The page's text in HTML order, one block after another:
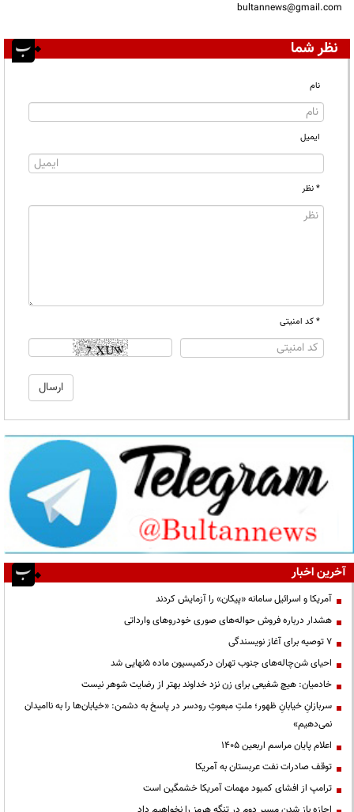
bultannews@gmail.com
نظر شما
نام
ایمیل
* نظر
* کد امنیتی
آخرین اخبار
آمریکا و اسرائیل سامانه «پیکان» را آزمایش کردند
هشدار درباره فروش حواله‌های صوری خودروهای وارداتی
۷ توصیه برای آغاز نویسندگی
احیای شن‌چاله‌های جنوب تهران درکمیسیون ماده ۵نهایی شد
خادمیان: هیچ شفیعی برای زن نزد خداوند بهتر از رضایت شوهر نیست
سربازانِ خیابانِ ظهور؛ ملتِ مبعوثِ رودسر در پاسخ به دشمن: «خیابان‌ها را به ناامیدان
نمی‌دهیم»
اعلام پایان مراسم اربعین ۱۴۰۵
توقف صادرات نفت عربستان به آمریکا
ترامپ از افشای کمبود مهمات آمریکا خشمگین است